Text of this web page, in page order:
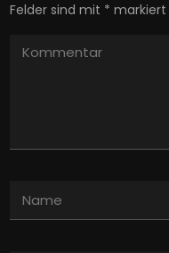
Felder sind mit * markiert